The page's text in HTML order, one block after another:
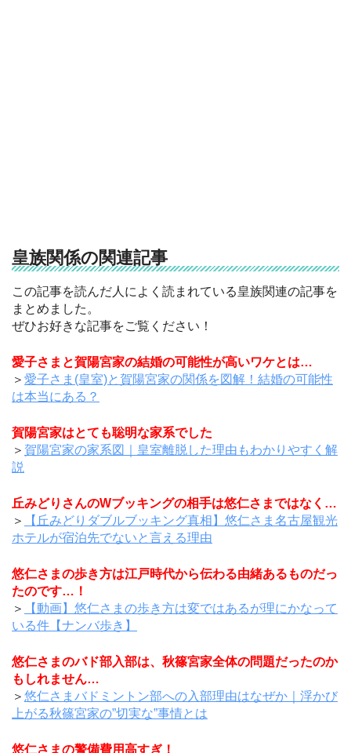
皇族関係の関連記事
この記事を読んだ人によく読まれている皇族関連の記事を
まとめました。
ぜひお好きな記事をご覧ください！
愛子さまと賀陽宮家の結婚の可能性が高いワケとは…
＞ 愛子さま(皇室)と賀陽宮家の関係を図解！結婚の可能性
は本当にある？
賀陽宮家はとても聡明な家系でした
＞ 賀陽宮家の家系図｜皇室離脱した理由もわかりやすく解
説
丘みどりさんのWブッキングの相手は悠仁さまではなく…
＞
【丘みどりダブルブッキング真相】悠仁さま名古屋観光
ホテルが宿泊先でないと言える理由
悠仁さまの歩き方は江戸時代から伝わる由緒あるものだっ
たのです…！
＞
【動画】悠仁さまの歩き方は変ではあるが理にかなって
いる件【ナンバ歩き】
悠仁さまのバド部入部は、秋篠宮家全体の問題だったのか
もしれません…
＞ 悠仁さまバドミントン部への入部理由はなぜか｜浮かび
上がる秋篠宮家の”切実な”事情とは
悠仁さまの警備費用高すぎ！